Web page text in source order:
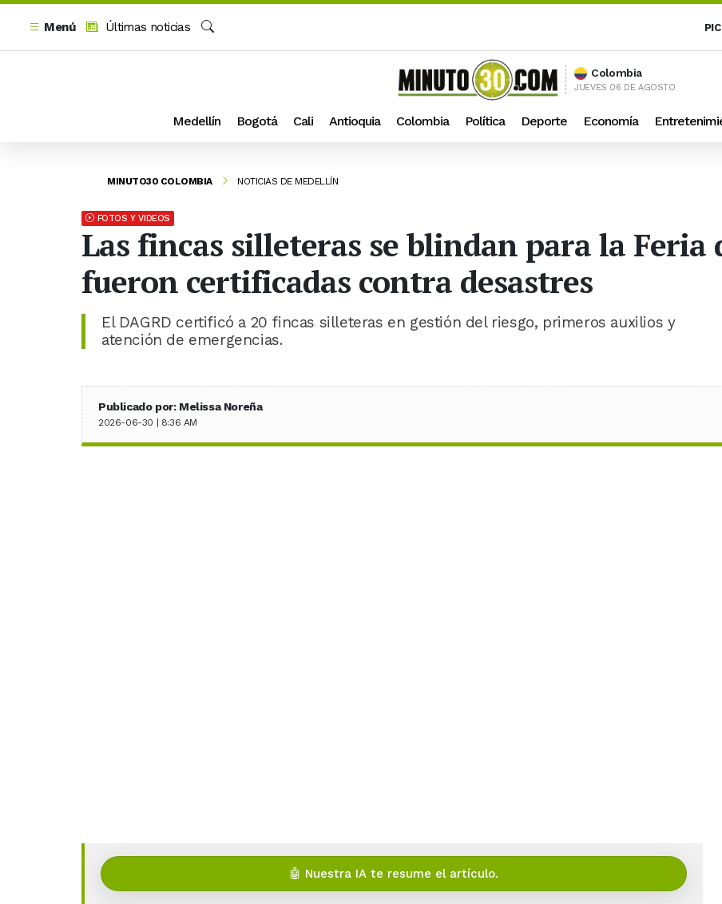
Menú
Últimas noticias
Colombia
JUEVES 06 DE AGOSTO
Medellín Bogotá Cali Antioquia Colombia Política Deporte Economía
MINUTO30 COLOMBIA NOTICIAS DE MEDELLÍN
FOTOS Y VIDEOS
Las fincas silleteras se blindan para la Feria
fueron certificadas contra desastres
El DAGRD certificó a 20 fincas silleteras en gestión del riesgo, primeros auxilios y
atención de emergencias.
Publicado por: Melissa Noreña
2026-06-30 | 8:36 AM
🤖 Nuestra IA te resume el artículo.